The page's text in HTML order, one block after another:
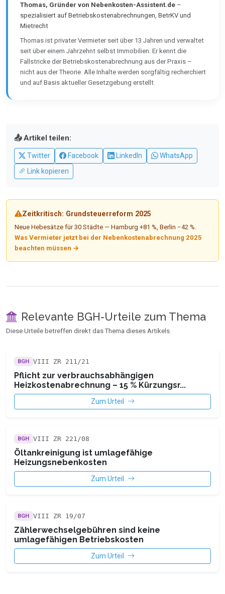
Thomas, Gründer von Nebenkosten-Assistent.de –
spezialisiert auf Betriebskostenabrechnungen, BetrKV und
Mietrecht
Thomas ist privater Vermieter seit über 13 Jahren und verwaltet
seit über einem Jahrzehnt selbst Immobilien. Er kennt die
Fallstricke der Betriebskostenabrechnung aus der Praxis –
nicht aus der Theorie. Alle Inhalte werden sorgfältig recherchiert
und auf Basis aktueller Gesetzgebung erstellt.
📤 Artikel teilen:
Twitter Facebook LinkedIn
WhatsApp
Link kopieren
Zeitkritisch: Grundsteuerreform 2025
Neue Hebesätze für 30 Städte — Hamburg +81 %, Berlin −42 %.
Was Vermieter jetzt bei der Nebenkostenabrechnung 2025
beachten müssen →
Relevante BGH-Urteile zum Thema
Diese Urteile betreffen direkt das Thema dieses Artikels.
BGH VIII ZR 211/21
Pflicht zur verbrauchsabhängigen
Heizkostenabrechnung – 15 % Kürzungsr...
Zum Urteil
BGH VIII ZR 221/08
Öltankreinigung ist umlagefähige
Heizungsnebenkosten
Zum Urteil
BGH VIII ZR 19/07
Zählerwechselgebühren sind keine
umlagefähigen Betriebskosten
Zum Urteil